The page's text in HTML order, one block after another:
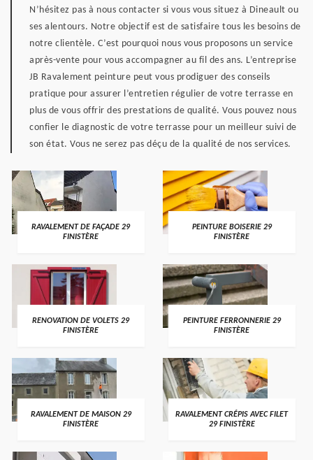
N’hésitez pas à nous contacter si vous vous situez à Dineault ou
ses alentours. Notre objectif est de satisfaire tous les besoins de
notre clientèle. C’est pourquoi nous vous proposons un service
après-vente pour vous accompagner au fil des ans. L’entreprise
JB Ravalement peinture peut vous prodiguer des conseils
pratique pour assurer l’entretien régulier de votre terrasse en
plus de vous offrir des prestations de qualité. Vous pouvez nous
confier le diagnostic de votre terrasse pour un meilleur suivi de
son état. Vous ne serez pas déçu de la qualité de nos services.
RAVALEMENT DE FAÇADE 29
FINISTÈRE
PEINTURE BOISERIE 29
FINISTÈRE
RENOVATION DE VOLETS 29
FINISTÈRE
PEINTURE FERRONNERIE 29
FINISTÈRE
RAVALEMENT DE MAISON 29
FINISTÈRE
RAVALEMENT CRÉPIS AVEC FILET
29 FINISTÈRE